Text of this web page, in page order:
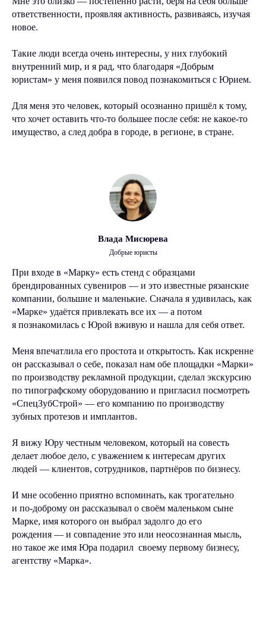
ответственности, проявляя активность, развиваясь, изучая
новое.
Такие люди всегда очень интересны, у них глубокий
внутренний мир, и я рад, что благодаря «Добрым
юристам» у меня появился повод познакомиться с Юрием.
Для меня это человек, который осознанно пришёл к тому,
что хочет оставить что-то большее после себя: не какое-то
имущество, а след добра в городе, в регионе, в стране.
Влада Мисюрева
Добрые юристы
При входе в «Марку» есть стенд с образцами
брендированных сувениров — и это известные рязанские
компании, большие и маленькие. Сначала я удивилась, как
«Марке» удаётся привлекать все их — а потом
я познакомилась с Юрой вживую и нашла для себя ответ.
Меня впечатлила его простота и открытость. Как искренне
он рассказывал о себе, показал нам обе площадки «Марки»
по производству рекламной продукции, сделал экскурсию
по типографскому оборудованию и пригласил посмотреть
«СпецЗубСтрой» — его компанию по производству
зубных протезов и имплантов.
Я вижу Юру честным человеком, который на совесть
делает любое дело, с уважением к интересам других
людей — клиентов, сотрудников, партнёров по бизнесу.
И мне особенно приятно вспоминать, как трогательно
и по-доброму он рассказывал о своём маленьком сыне
Марке, имя которого он выбрал задолго до его
рождения — и совпадение это или неосознанная мысль,
но такое же имя Юра подарил своему первому бизнесу,
агентству «Марка».